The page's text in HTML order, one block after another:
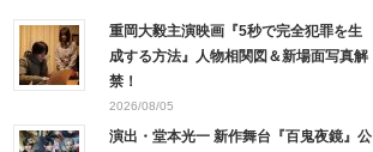
重岡大毅主演映画『5秒で完全犯罪を生
成する方法』人物相関図＆新場面写真解
禁！
2026/08/05
演出・堂本光一 新作舞台『百鬼夜鏡』公